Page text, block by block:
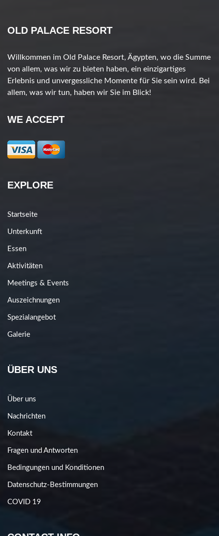
OLD PALACE RESORT
Willkommen im Old Palace Resort, Ägypten, wo die Summe
von allem, was wir zu bieten haben, ein einzigartiges
Erlebnis und unvergessliche Momente für Sie sein wird. Bei
allem, was wir tun, haben wir Sie im Blick!
WE ACCEPT
EXPLORE
Startseite
Unterkunft
Essen
Aktivitäten
Meetings & Events
Auszeichnungen
Spezialangebot
Galerie
ÜBER UNS
Über uns
Nachrichten
Kontakt
Fragen und Antworten
Bedingungen und Konditionen
Datenschutz-Bestimmungen
COVID 19